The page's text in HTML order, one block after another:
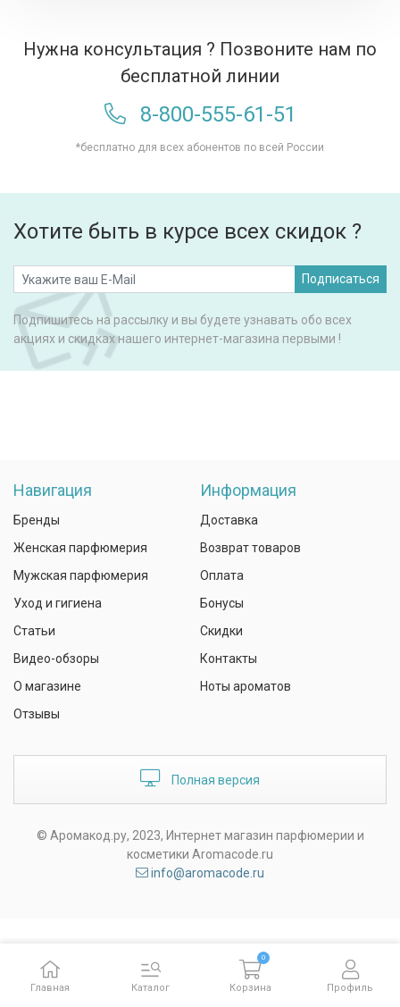
Нужна консультация ? Позвоните нам по
бесплатной линии
8-800-555-61-51
*бесплатно для всех абонентов по всей России
Хотите быть в курсе всех скидок ?
Подписаться
Подпишитесь на рассылку и вы будете узнавать обо всех
акциях и скидках нашего интернет-магазина первыми !
Навигация
Бренды
Женская парфюмерия
Мужская парфюмерия
Уход и гигиена
Статьи
Видео-обзоры
О магазине
Отзывы
Информация
Доставка
Возврат товаров
Оплата
Бонусы
Скидки
Контакты
Ноты ароматов
Полная версия
© Аромакод.ру, 2023, Интернет магазин парфюмерии и
косметики Aromacode.ru
info@aromacode.ru
Главная Каталог Корзина
0
Профиль